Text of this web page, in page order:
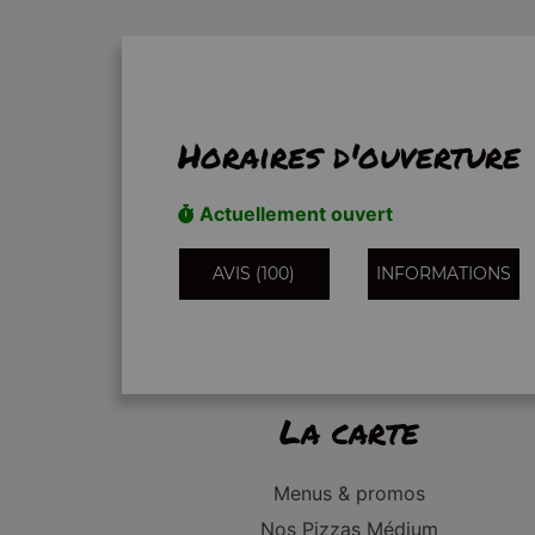
Horaires d'ouverture
Actuellement ouvert
AVIS (100) INFORMATIONS
La carte
Menus & promos
Nos Pizzas Médium